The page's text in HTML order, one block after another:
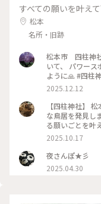
すべての願いを叶え
松本
名所・旧跡
松本市 四柱神社 小さい神社⛩️ながら、４人の神様を祀
いて、 パワー
ように🙏
2025.12.12
【四柱神社】
な鳥居を発見し
る願いごとを叶
はしら」と読む
城から歩いて行
ら邪魔してきま
売られている
している少年の
2025.10.17
夜さんぽ★彡
2025.04.30